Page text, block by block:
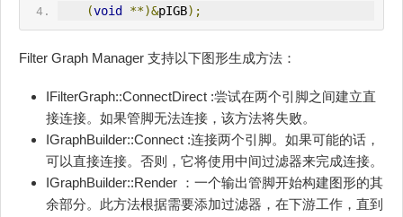
(void **)&pIGB);
Filter Graph Manager 支持以下图形生成方法：
IFilterGraph::ConnectDirect :尝试在两个引脚之间建立直
接连接。如果管脚无法连接，该方法将失败。
IGraphBuilder::Connect :连接两个引脚。如果可能的话，
可以直接连接。否则，它将使用中间过滤器来完成连接。
IGraphBuilder::Render ：一个输出管脚开始构建图形的其
余部分。此方法根据需要添加过滤器，在下游工作，直到